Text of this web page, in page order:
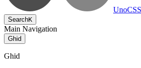
UnoCSS
SearchK
Main Navigation
Ghid
Ghid